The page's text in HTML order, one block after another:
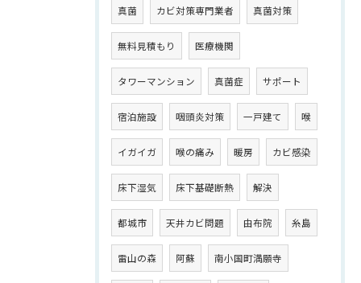
真菌 カビ対策専門業者 真菌対策
無料見積もり 医療機関
タワーマンション 真菌症 サポート
宿泊施設 咽頭炎対策 一戸建て 喉
イガイガ 喉の痛み 暖房 カビ感染
床下湿気 床下基礎断熱 解決
都城市 天井カビ問題 由布院 糸島
雷山の森 阿蘇 南小国町満願寺